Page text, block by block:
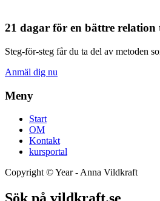
21 dagar för en bättre
Steg-för-steg får du ta del av metoden
Anmäl dig nu
Meny
Start
OM
Kontakt
kursportal
Copyright ©Year- Anna Vildkraft